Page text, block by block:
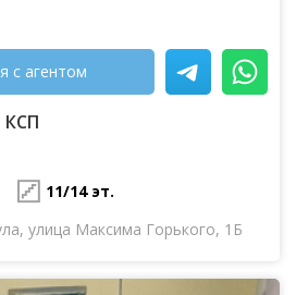
с агентом
КСП
11/14 эт.
улица Максима Горького, 1Б